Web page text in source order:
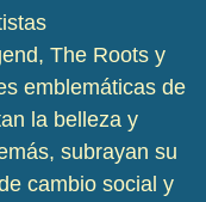
The Roots y
emblemáticas de
la belleza y
subrayan su
cambio social y